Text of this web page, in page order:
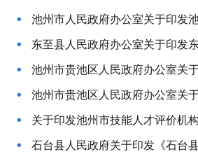
池州市人民政府办公室关于印发
东至县人民政府办公室关于印发
池州市贵池区人民政府办公室关
关于印发池州市技能人才评价机
石台县人民政府关于印发《石台